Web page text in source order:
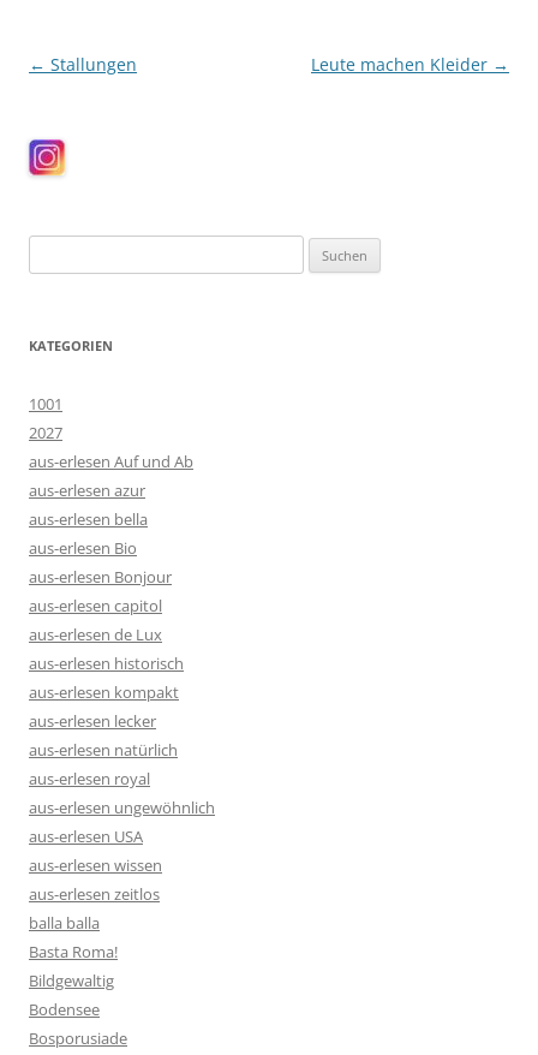
Beitragsnavigation
← Stallungen Leute machen Kleider →
nach:
KATEGORIEN
1001
2027
aus-erlesen Auf und Ab
aus-erlesen azur
aus-erlesen bella
aus-erlesen Bio
aus-erlesen Bonjour
aus-erlesen capitol
aus-erlesen de Lux
aus-erlesen historisch
aus-erlesen kompakt
aus-erlesen lecker
aus-erlesen natürlich
aus-erlesen royal
aus-erlesen ungewöhnlich
aus-erlesen USA
aus-erlesen wissen
aus-erlesen zeitlos
balla balla
Basta Roma!
Bildgewaltig
Bodensee
Bosporusiade